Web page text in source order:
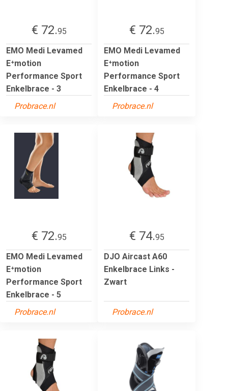
€ 72.95
EMO Medi Levamed
E⁺motion
Performance Sport
Enkelbrace - 3
Probrace.nl
€ 72.95
EMO Medi Levamed
E⁺motion
Performance Sport
Enkelbrace - 4
Probrace.nl
€ 72.95
EMO Medi Levamed
E⁺motion
Performance Sport
Enkelbrace - 5
Probrace.nl
€ 74.95
DJO Aircast A60
Enkelbrace Links -
Zwart
Probrace.nl